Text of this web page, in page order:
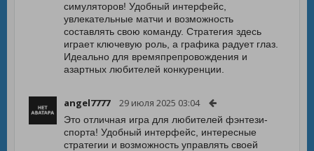
симуляторов! Удобный интерфейс,
увлекательные матчи и возможность
составлять свою команду. Стратегия здесь
играет ключевую роль, а графика радует глаз.
Идеально для времяпрепровождения и
азартных любителей конкуренции.
angel7777 29 июля 2025 03:04
Это отличная игра для любителей фэнтези-
спорта! Удобный интерфейс, интересные
стратегии и возможность управлять своей